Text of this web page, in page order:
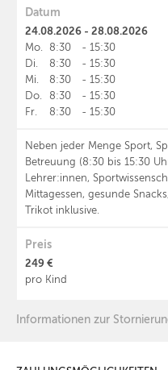
Datum
24.08.2026 - 28.08.2026
Mo. 8:30 - 15:30
Di.
8:30 - 15:30
Mi.
8:30 - 15:30
Do.
8:30 - 15:30
Fr.
8:30 - 15:30
Neben jeder Menge Sport,
Betreuung (8:30 bis 15:30
Lehrer:innen,
Mittagessen, gesunde
Trikot inklusive.
Preis
249 €
pro Kind
Informationen zur